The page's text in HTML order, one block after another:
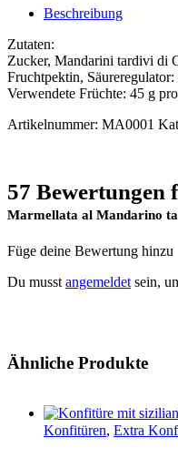
Beschreibung
Zutaten:
Zucker, Mandarini tardivi di
Fruchtpektin,
Verwendete Früchte: 45 g
Artikelnummer: MA0001
57 Bewertungen
Marmellata al Mandarino
Füge deine Bewertung hinzu
Du musst angemeldet sein,
Ähnliche Produkte
Konfitüren, Extra